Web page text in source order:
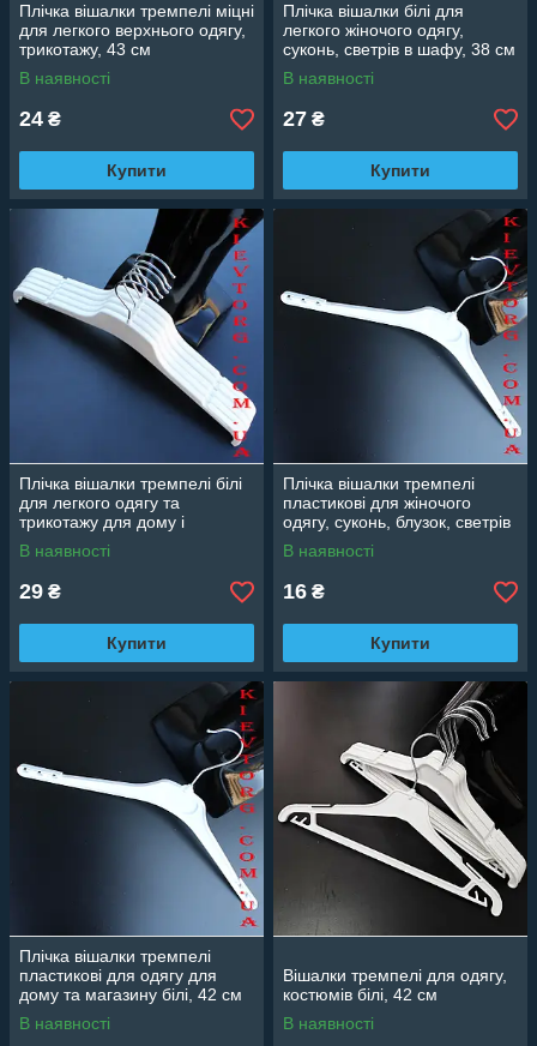
Плічка вішалки тремпелі міцні
для легкого верхнього одягу,
трикотажу, 43 см
В наявності
24 ₴
Купити
Плічка вішалки білі для
легкого жіночого одягу,
суконь, светрів в шафу, 38 см
В наявності
27 ₴
Купити
Плічка вішалки тремпелі білі
для легкого одягу та
трикотажу для дому і
магазину, 43 см
В наявності
29 ₴
Купити
Плічка вішалки тремпелі
пластикові для жіночого
одягу, суконь, блузок, светрів
білі, 38 см
В наявності
16 ₴
Купити
Плічка вішалки тремпелі
пластикові для одягу для
дому та магазину білі, 42 см
В наявності
Вішалки тремпелі для одягу,
костюмів білі, 42 см
В наявності